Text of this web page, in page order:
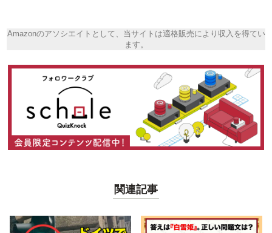
Amazonのアソシエイトとして、当サイトは適格販売により収入を得てい
ます。
関連記事